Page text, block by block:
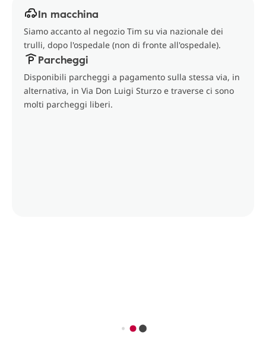
In macchina
Siamo accanto al negozio Tim su via nazionale dei
trulli, dopo l'ospedale (non di fronte all'ospedale).
Parcheggi
Disponibili parcheggi a pagamento sulla stessa via, in
alternativa, in Via Don Luigi Sturzo e traverse ci sono
molti parcheggi liberi.